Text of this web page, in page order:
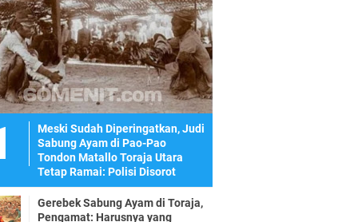
Meski Sudah Diperingatkan, Judi
Sabung Ayam di Pao-Pao
Tondon Matallo Toraja Utara
Tetap Ramai: Polisi Disorot
Gerebek Sabung Ayam di Toraja,
Pengamat: Harusnya yang